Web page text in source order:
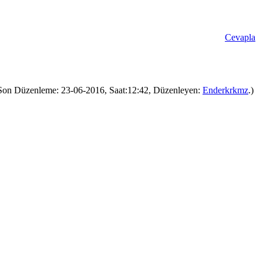
Cevapla
Düzenleme: 23-06-2016, Saat:12:42, Düzenleyen: Enderkrkmz.)